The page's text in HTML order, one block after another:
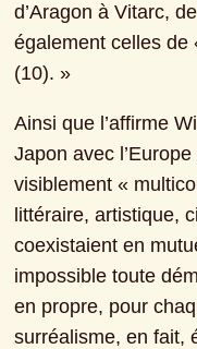
d’Aragon à Vitarc,
également celles de
(10). »
Ainsi que l’affirme
Japon avec
visiblement «
littéraire, artistique,
coexistaient en
impossible toute
en propre, pour
surréalisme, en fait,